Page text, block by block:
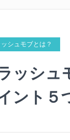
シュモブとは？
ッシュ
ント５